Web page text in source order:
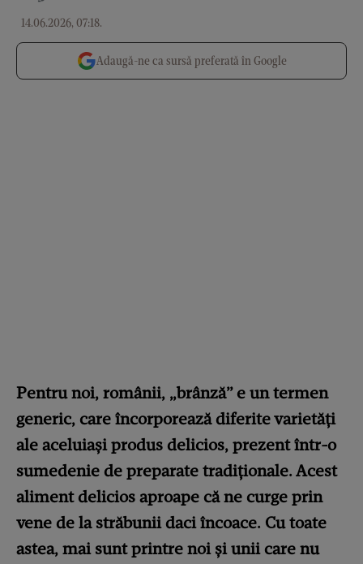
14.06.2026, 07:18.
Adaugă-ne ca sursă preferată în Google
Pentru noi, românii, „brânză” e un termen
generic, care încorporează diferite varietăți
ale aceluiași produs delicios, prezent într-o
sumedenie de preparate tradiționale. Acest
aliment delicios aproape că ne curge prin
vene de la străbunii daci încoace. Cu toate
astea, mai sunt printre noi și unii care nu